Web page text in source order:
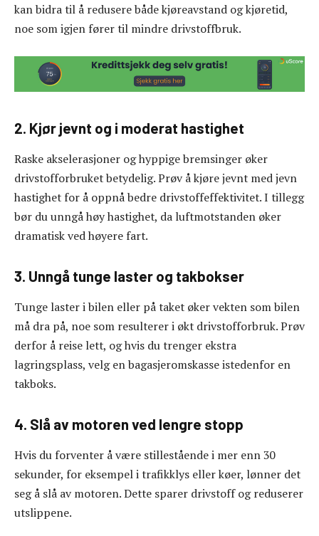
kan bidra til å redusere både kjøreavstand og kjøretid,
noe som igjen fører til mindre drivstoffbruk.
2. Kjør jevnt og i moderat hastighet
Raske akselerasjoner og hyppige bremsinger øker
drivstofforbruket betydelig. Prøv å kjøre jevnt med jevn
hastighet for å oppnå bedre drivstoffeffektivitet. I tillegg
bør du unngå høy hastighet, da luftmotstanden øker
dramatisk ved høyere fart.
3. Unngå tunge laster og takbokser
Tunge laster i bilen eller på taket øker vekten som bilen
må dra på, noe som resulterer i økt drivstofforbruk. Prøv
derfor å reise lett, og hvis du trenger ekstra
lagringsplass, velg en bagasjeromskasse istedenfor en
takboks.
4. Slå av motoren ved lengre stopp
Hvis du forventer å være stillestående i mer enn 30
sekunder, for eksempel i trafikklys eller køer, lønner det
seg å slå av motoren. Dette sparer drivstoff og reduserer
utslippene.